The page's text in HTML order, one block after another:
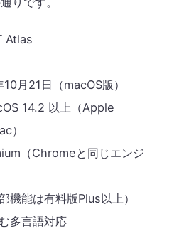
Atlas
月21日（macOS版）
14.2 以上（Apple
）
（Chromeと同じエンジ
機能は有料版Plus以上）
多言語対応